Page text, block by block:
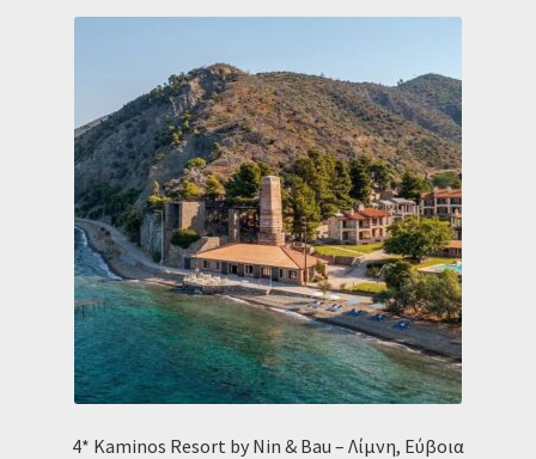
Κατάστημα
Ο λογαριασμός μου
Ταμείο
HOME
4* Kaminos Resort by Nin & Bau – Λίμνη, Εύβοια